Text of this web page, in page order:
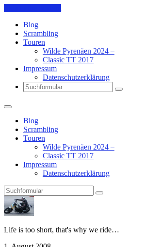
Blog
Scrambling
Touren
Wilde Pyrenäen 2024 –
Classic TT 2017
Impressum
Datenschutzerklärung
Search
Blog
Scrambling
Touren
Wilde Pyrenäen 2024 –
Classic TT 2017
Impressum
Datenschutzerklärung
Search
Pit's
Blog
Life is too short, that's why we ride…